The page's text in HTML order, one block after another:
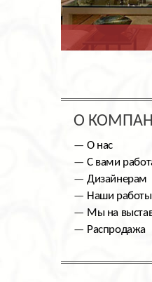
О
О нас
С вами
Дизайнерам
Наши работы
Мы на
Распродажа